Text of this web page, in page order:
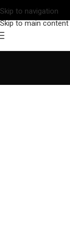
Skip to navigation
Skip to main content